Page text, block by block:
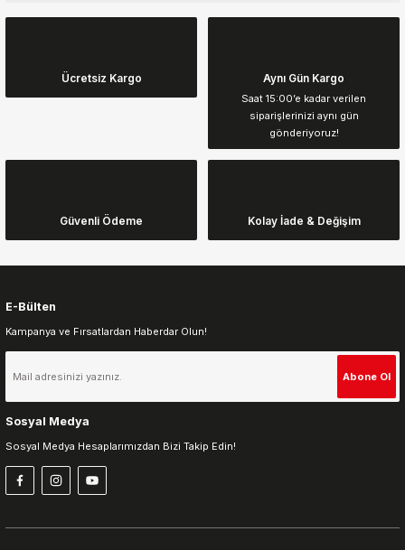
Görüş ve önerileriniz için teşekkür ederiz.
Ürün resmi kalitesiz, bozuk veya görüntülenemiyor.
Ürün açıklamasında eksik bilgiler bulunuyor.
Gönder
Ücretsiz Kargo Aynı Gün Kargo
Saat 15:00’e kadar verilen
siparişlerinizi aynı gün
gönderiyoruz!
Güvenli Ödeme Kolay İade & Değişim
E-Bülten
Kampanya ve Fırsatlardan Haberdar Olun!
Abone Ol
Sosyal Medya
Sosyal Medya Hesaplarımızdan Bizi Takip Edin!